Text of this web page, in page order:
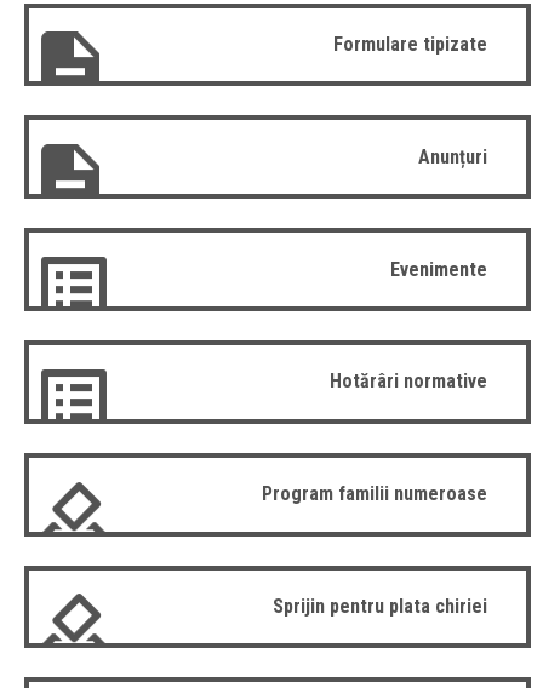
Formulare tipizate
Anunțuri
Evenimente
Hotărâri normative
Program familii numeroase
Sprijin pentru plata chiriei